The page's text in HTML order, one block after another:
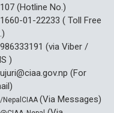
107 (Hotline No.)
1660-01-22233 ( Toll Free
986333191 (via Viber /
)
ujuri@ciaa.gov.np (For
/NepalCIAA (Via Messages)